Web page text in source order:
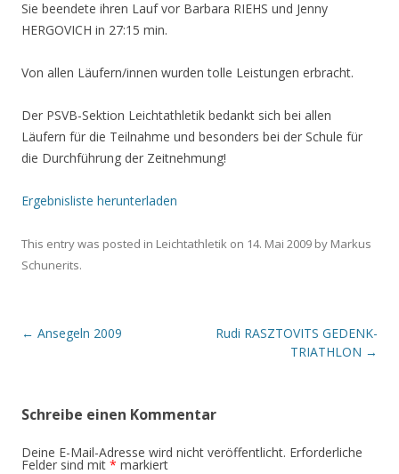
Sie beendete ihren Lauf vor Barbara RIEHS und Jenny
HERGOVICH in 27:15 min.
Von allen Läufern/innen wurden tolle Leistungen erbracht.
Der PSVB-Sektion Leichtathletik bedankt sich bei allen
Läufern für die Teilnahme und besonders bei der Schule für
die Durchführung der Zeitnehmung!
Ergebnisliste herunterladen
This entry was posted in Leichtathletik on 14. Mai 2009 by Markus
Schunerits.
Post navigation
← Ansegeln 2009
Rudi RASZTOVITS GEDENK-
TRIATHLON →
Schreibe einen Kommentar
Deine E-Mail-Adresse wird nicht veröffentlicht. Erforderliche
Felder sind mit * markiert